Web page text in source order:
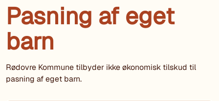
Pasning af eget
barn
Rødovre Kommune tilbyder ikke økonomisk tilskud til
pasning af eget barn.